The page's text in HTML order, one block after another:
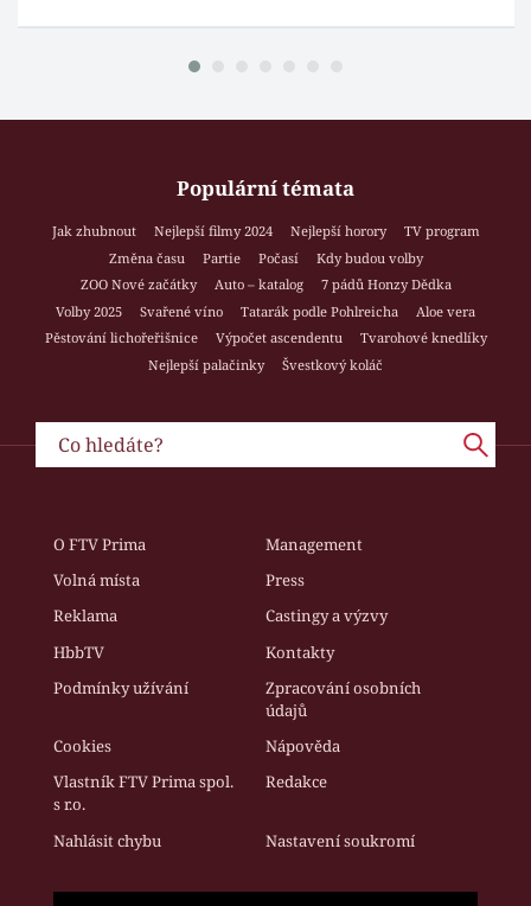
Populární témata
Jak zhubnout Nejlepší filmy 2024 Nejlepší horory
TV program
Změna času
Partie Počasí
Kdy budou volby
ZOO Nové začátky
Auto – katalog
7 pádů Honzy Dědka
Volby 2025
Svařené víno Tatarák podle Pohlreicha
Aloe vera
Pěstování lichořeřišnice
Výpočet ascendentu
Tvarohové knedlíky
Nejlepší palačinky
Švestkový koláč
O FTV Prima
Management
Volná místa
Press
Reklama
Castingy a výzvy
HbbTV
Kontakty
Podmínky užívání
Zpracování osobních
údajů
Cookies
Nápověda
Vlastník FTV Prima spol.
s r.o.
Redakce
Nahlásit chybu Nastavení soukromí